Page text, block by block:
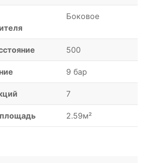
Боковое
500
9 бар
7
2.59м²